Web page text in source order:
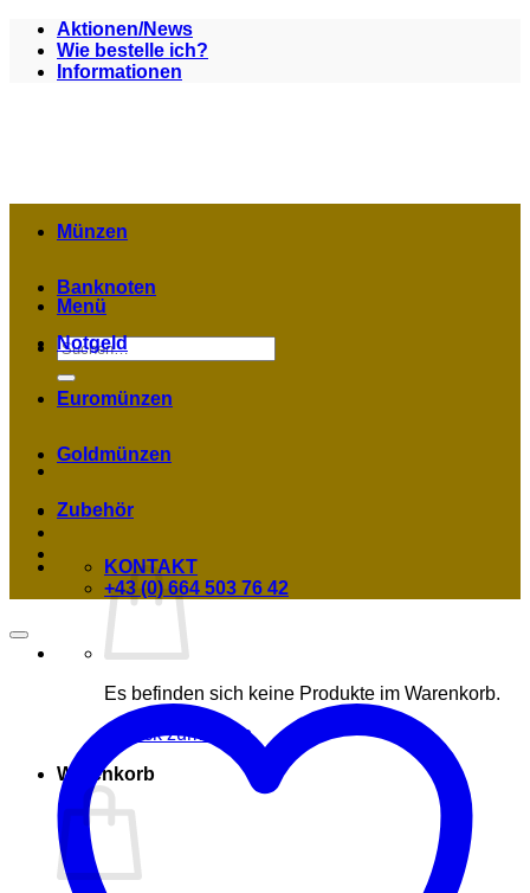
Zum
Inhalt
springen
Aktionen/News
Wie bestelle ich?
Informationen
Menü
Suchen
nach:
Es befinden sich keine Produkte im Warenkorb.
Zurück zum Shop
Warenkorb
Münzen
Banknoten
Notgeld
Euromünzen
Goldmünzen
Zubehör
KONTAKT
+43 (0) 664 503 76 42